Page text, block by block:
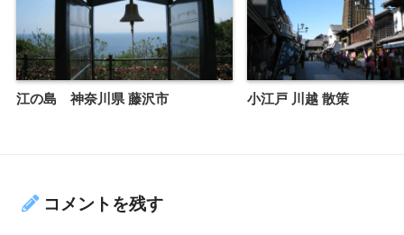
江の島 神奈川県 藤沢市 小江戸 川越 散策
コメントを残す